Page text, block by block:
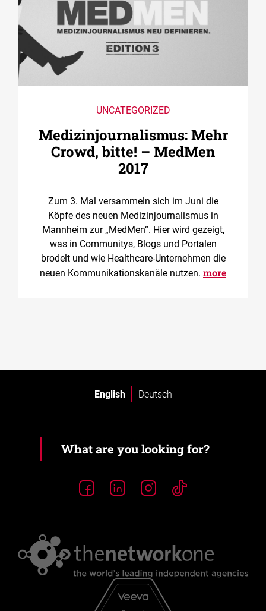
UNCATEGORIZED
Medizin­journalismus: Mehr
Crowd, bitte! – MedMen
2017
Zum 3. Mal versammeln sich im Juni die
Köpfe des neuen Medizinjournalismus in
Mannheim zur „MedMen“. Hier wird gezeigt,
was in Communitys, Blogs und Portalen
brodelt und wie Healthcare-Unternehmen die
neuen Kommunikationskanäle nutzen. more
English Deutsch